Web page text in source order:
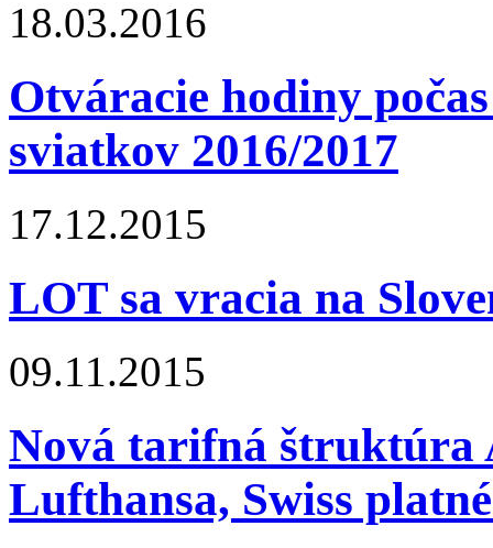
18.03.2016
Otváracie hodiny
sviatkov 2016/2017
17.12.2015
LOT sa vracia na
09.11.2015
Nová tarifná štruktúra
Lufthansa, Swiss